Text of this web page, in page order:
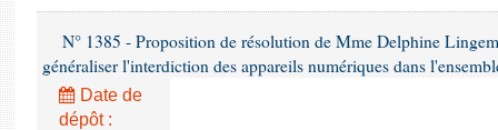
N° 1385 - Proposition de résolution de Mme Delphine
généraliser l'interdiction des appareils numériques dans
Date de
dépôt :